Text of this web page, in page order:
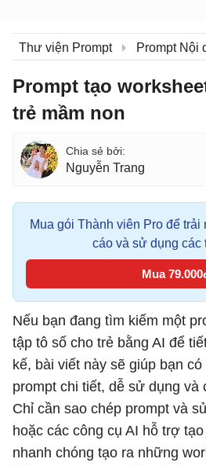
Thư viện Prompt Prompt Nội
Prompt tạo
trẻ mầm non
Nguyễn Trang
Mua gói Thành viên Pro để trải
cáo và sử dụng các
Mua
Nếu bạn đang tìm kiếm một
tập tô số cho trẻ bằng AI để
kế, bài viết này sẽ giúp bạn
prompt chi tiết, dễ sử dụng và
Chỉ cần sao chép prompt và
hoặc các công cụ AI hỗ trợ
nhanh chóng tạo ra những